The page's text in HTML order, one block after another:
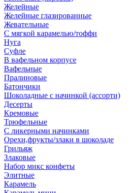
Желейные
Желейные глазированные
Жевательные
С мягкой карамелью/тоффи
Нуга
Суфле
В вафельном корпусе
Вафельные
Пралиновые
Батончики
Шоколадные с начинкой (ассорти)
Десерты
Кремовые
Трюфельные
С ликерными начинками
Орехи,фрукты/злаки в шоколаде
Грильяж
Злаковые
Набор микс конфеты
Элитные
Карамель